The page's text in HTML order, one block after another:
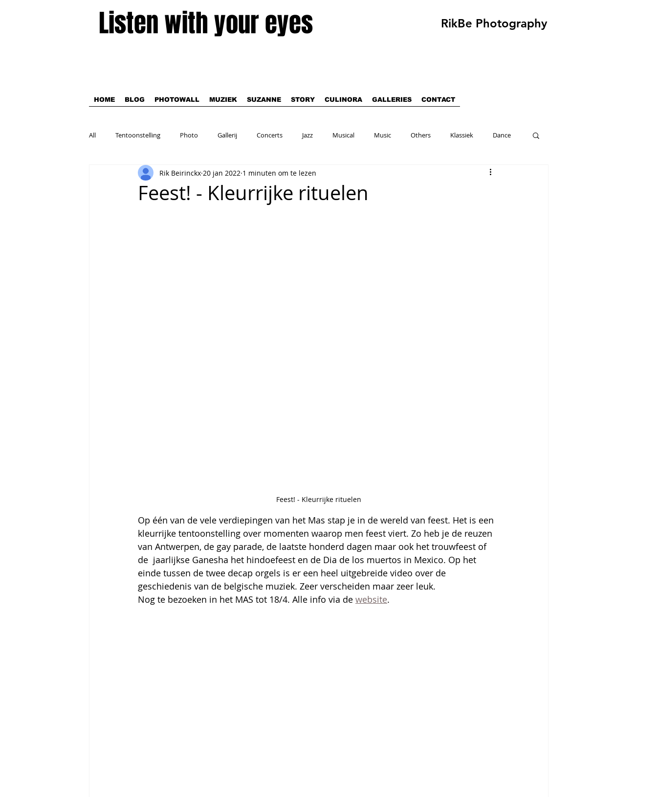
Listen with your eyes RikBe Photography
HOME BLOG PHOTOWALL MUZIEK SUZANNE STORY CULINORA GALLERIES CONTACT
All Tentoonstelling Photo Gallerij Concerts Jazz Musical Music Others Klassiek Dance
Feest! - Kleurrijke rituelen
Rik Beirinckx 20 jan 2022 1 minuten om te lezen
Feest! - Kleurrijke rituelen
Op één van de vele verdiepingen van het Mas stap je in de wereld van feest. Het is een
kleurrijke tentoonstelling over momenten waarop men feest viert. Zo heb je de reuzen
van Antwerpen, de gay parade, de laatste honderd dagen maar ook het trouwfeest of
de  jaarlijkse Ganesha het hindoefeest en de Dia de los muertos in Mexico. Op het
einde tussen de twee decap orgels is er een heel uitgebreide video over de
geschiedenis van de belgische muziek. Zeer verscheiden maar zeer leuk.
Nog te bezoeken in het MAS tot 18/4. Alle info via de website.